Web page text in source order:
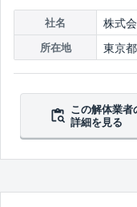
社名 株式
所在地 東京
この解体業者
詳細を見る